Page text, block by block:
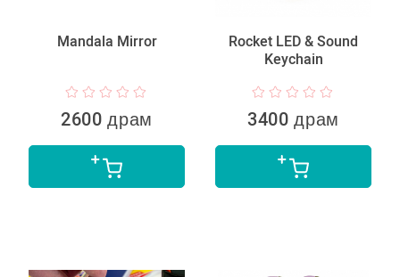
Mandala Mirror
2600 драм
Rocket LED & Sound
Keychain
3400 драм